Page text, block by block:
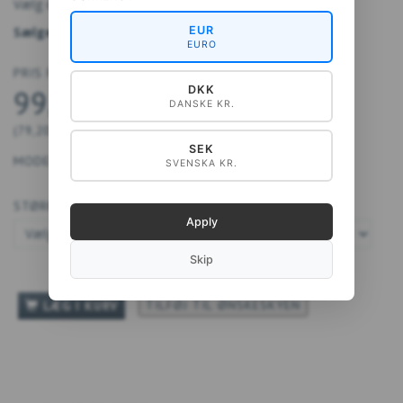
Vælg din foretrukne størrelse i menuen nedenfor.
Sælges uden ramme.
PRIS FRA
99,00 DKK
79,20 DKKU/MOMS)
MODEL/VARENR.: 40-A4269
STØRRELSE:
LÆG I KURV TILFØJ TIL ØNSKESKYEN
EUR
EURO
DKK
DANSKE KR.
SEK
SVENSKA KR.
Apply
Skip